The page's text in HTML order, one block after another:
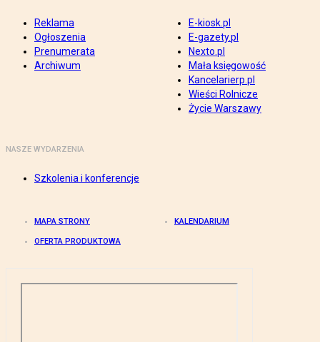
Reklama
Ogłoszenia
Prenumerata
Archiwum
E-kiosk.pl
E-gazety.pl
Nexto.pl
Mała księgowość
Kancelarierp.pl
Wieści Rolnicze
Życie Warszawy
NASZE WYDARZENIA
Szkolenia i konferencje
MAPA STRONY KALENDARIUM
OFERTA PRODUKTOWA